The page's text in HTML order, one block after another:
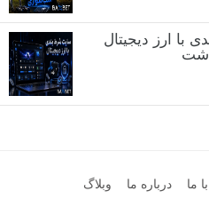
با ارز دیجیتال
ما درباره ما وبلاگ